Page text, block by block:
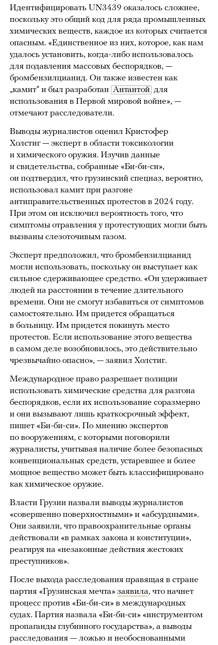
Идентифицировать UN3439 оказалось сложнее,
поскольку это общий код для ряда промышленных
химических веществ, каждое из которых считается
опасным. «Единственное из них, которое, как нам
удалось установить, когда-либо использовалось
для подавления массовых беспорядков, —
бромбензилцианид. Он также известен как
„камит“ и был разработан Антантой для
использования в Первой мировой войне», —
отмечают расследователи.
Выводы журналистов оценил Кристофер
Холстиг — эксперт в области токсикологии
и химического оружия. Изучив данные
и свидетельства, собранные «Би-би-си»,
он подтвердил, что грузинский спецназ, вероятно,
использовал камит при разгоне
антиправительственных протестов в 2024 году.
При этом он исключил вероятность того, что
симптомы отравления у протестующих могли быть
вызваны слезоточивым газом.
Эксперт предположил, что бромбензилцианид
могли использовать, поскольку он выступает как
сильное сдерживающее средство. «Он удерживает
людей на расстоянии в течение длительного
времени. Они не смогут избавиться от симптомов
самостоятельно. Им придется обращаться
в больницу. Им придется покинуть место
протестов. Если использование этого вещества
в самом деле возобновилось, это действительно
чрезвычайно опасно», — заявил Холстиг.
Международное право разрешает полиции
использовать химические средства для разгона
беспорядков, если их использование соразмерно
и они вызывают лишь краткосрочный эффект,
пишет «Би-би-си». По мнению экспертов
по вооружениям, с которыми поговорили
журналисты, учитывая наличие более безопасных
конвенциональных средств, устаревшее и более
мощное вещество может быть классифицировано
как химическое оружие.
Власти Грузии назвали выводы журналистов
«совершенно поверхностными» и «абсурдными».
Они заявили, что правоохранительные органы
действовали «в рамках закона и конституции»,
реагируя на «незаконные действия жестоких
преступников».
После выхода расследования правящая в стране
партия «Грузинская мечта» заявила, что начнет
процесс против «Би-би-си» в международных
судах. Партия назвала «Би-би-си» «инструментом
пропаганды глубинного государства», а выводы
расследования — ложью и необоснованными